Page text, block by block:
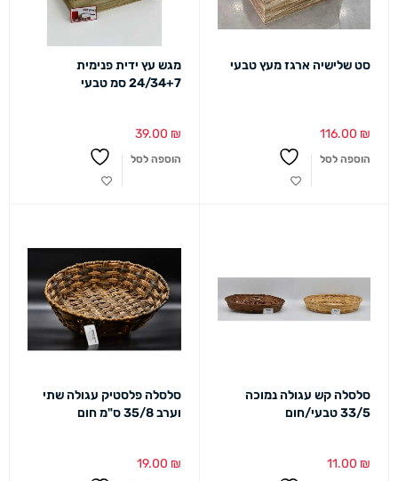
סט שלישיה ארגז מעץ טבעי
116.00 ₪
הוספה לסל
מגש עץ ידית פנימית
24/34+7 סמ טבעי
39.00 ₪
הוספה לסל
סלסלה קש עגולה נמוכה
33/5 טבעי/חום
11.00 ₪
סלסלה פלסטיק עגולה שתי
וערב 35/8 ס"מ חום
19.00 ₪